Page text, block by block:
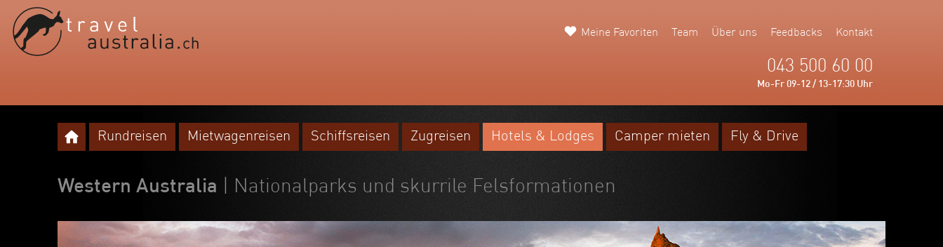
Meine Favoriten Team Über uns Feedbacks Kontakt
043 500 60 00
Mo-Fr 09-12 / 13-17:30 Uhr
Rundreisen Mietwagenreisen Schiffsreisen Zugreisen Hotels & Lodges Camper mieten Fly & Drive
Western Australia | Nationalparks und skurrile Felsformationen